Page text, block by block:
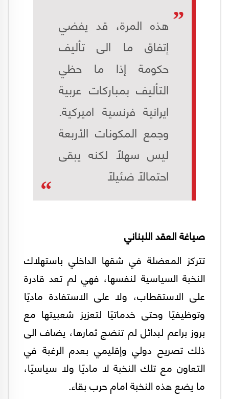
هذه المرة، قد يفضي
إتفاق ما الى تأليف
حكومة إذا ما حظي
التأليف بمباركات عربية
ايرانية فرنسية اميركية.
وجمع المكونات الأربعة
ليس سهلًا لكنه يبقى
احتمالًا ضئيلًا
صياغة العقد اللبناني
تتركز المعضلة في شقها الداخلي باستهلاك
النخبة السياسية لنفسها، فهي لم تعد قادرة
على الاستقطاب، ولا على الاستفادة ماديًا
وتوظيفيًا وحتى خدماتيًا لتعزيز شعبيتها مع
بروز براعم لبدائل لم تنضج ثمارها، يضاف الى
ذلك تصريح دولي وإقليمي بعدم الرغبة في
التعاون مع تلك النخبة لا ماديًا ولا سياسيًا،
ما يضع هذه النخبة امام حرب بقاء.